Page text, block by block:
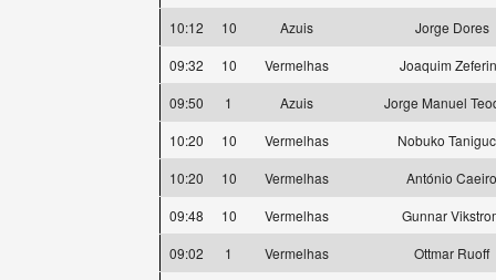
10:12
10 Azuis
Jorge Dores
09:32
10 Vermelhas
Joaquim
09:50
1 Azuis
Jorge Manuel
10:20
10 Vermelhas
Nobuko
10:20
10 Vermelhas
António Caeiro
09:48
10 Vermelhas
Gunnar
09:02
1 Vermelhas
Ottmar Ruoff